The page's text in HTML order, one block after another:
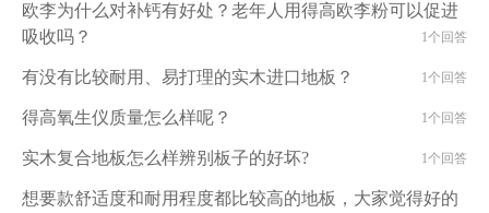
欧李为什么对补钙有好处？老年人用得高欧李粉可以促进
吸收吗？
1个回答
有没有比较耐用、易打理的实木进口地板？ 1个回答
得高氧生仪质量怎么样呢？ 1个回答
实木复合地板怎么样辨别板子的好坏? 1个回答
想要款舒适度和耐用程度都比较高的地板，大家觉得好的